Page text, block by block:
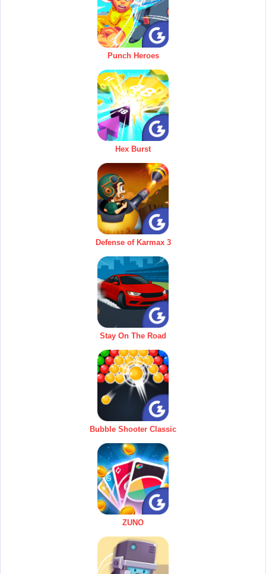
Punch Heroes
Hex Burst
Defense of Karmax 3
Stay On The Road
Bubble Shooter Classic
ZUNO